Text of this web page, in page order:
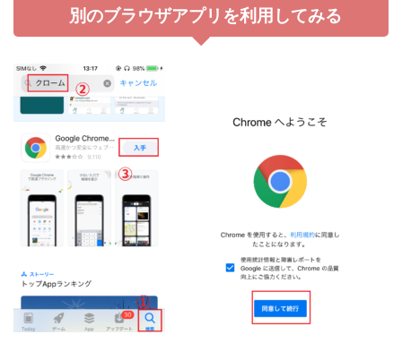
別のブラウザアプリを利用してみる